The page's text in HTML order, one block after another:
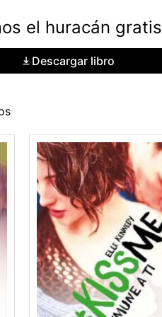
el huracán gratis
Descargar libro